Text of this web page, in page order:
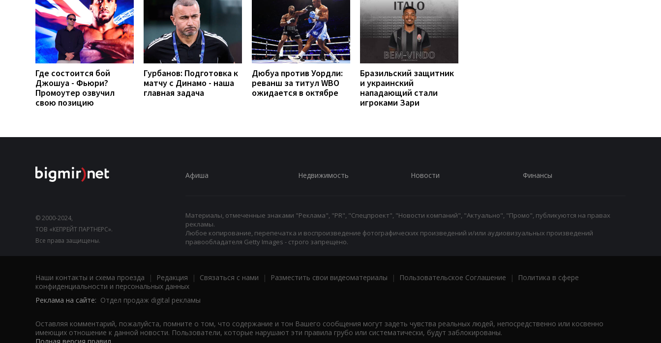
Где состоится бой
Джошуа - Фьюри?
Промоутер озвучил
свою позицию
Гурбанов: Подготовка к
матчу с Динамо - наша
главная задача
Дюбуа против Уордли:
реванш за титул WBO
ожидается в октябре
Бразильский защитник
и украинский
нападающий стали
игроками Зари
© 2000-2024,
ТОВ «КЕПРЕЙТ ПАРТНЕРС».
Все права защищены.
Афиша Недвижимость Новости Финансы
Материалы, отмеченные знаками "Реклама", "PR", "Спецпроект", "Новости компаний", "Актуально", "Промо", публикуются на правах
рекламы.
Любое копирование, перепечатка и воспроизведение фотографических произведений и/или аудиовизуальных произведений
правообладателя Getty Images - строго запрещено.
Наши контакты и схема проезда | Редакция | Связаться с нами | Разместить свои видеоматериалы | Пользовательское Соглашение |
Политика в сфере
конфиденциальности и персональных данных
Реклама на сайте: Отдел продаж digital рекламы
Оставляя комментарий, пожалуйста, помните о том, что содержание и тон Вашего сообщения могут задеть чувства реальных людей, непосредственно или косвенно
имеющих отношение к данной новости. Пользователи, которые нарушают эти правила грубо или систематически, будут заблокированы.